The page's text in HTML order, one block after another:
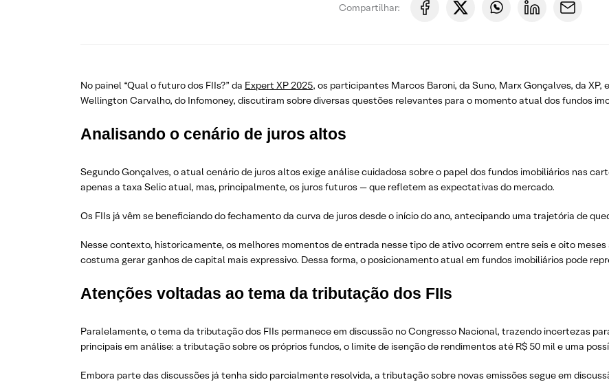
Compartilhar:
No painel “Qual o futuro dos FIIs?” da Expert XP 2025, os participantes Marcos Baroni, da Suno, Marx Gonçalves, da
Wellington Carvalho, do Infomoney, discutiram sobre diversas questões relevantes para o momento atual dos fundos
Analisando o cenário de juros altos
Segundo Gonçalves, o atual cenário de juros altos exige análise cuidadosa sobre o papel dos fundos imobiliários nas
apenas a taxa Selic atual, mas, principalmente, os juros futuros — que refletem as expectativas do mercado.
Os FIIs já vêm se beneficiando do fechamento da curva de juros desde o início do ano, antecipando uma trajetória de
Nesse contexto, historicamente, os melhores momentos de entrada nesse tipo de ativo ocorrem entre seis e oito
costuma gerar ganhos de capital mais expressivo. Dessa forma, o posicionamento atual em fundos imobiliários pode
Atenções voltadas ao tema da tributação dos FIIs
Paralelamente, o tema da tributação dos FIIs permanece em discussão no Congresso Nacional, trazendo incertezas
principais em análise: a tributação sobre os próprios fundos, o limite de isenção de rendimentos até R$ 50 mil e uma
Embora parte das discussões já tenha sido parcialmente resolvida, a tributação sobre novas emissões segue em